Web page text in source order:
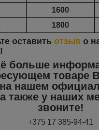
1600
1800
оставить отзыв о
больше
товаре
нашем
также у наших
звоните!
+375 17 385-94-41